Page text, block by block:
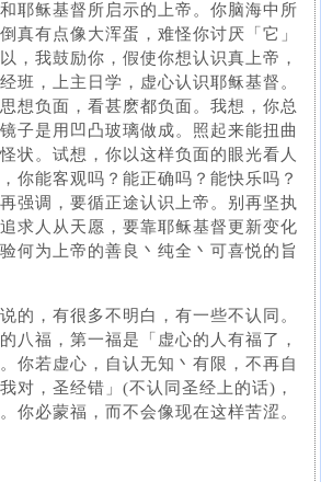
耶稣基督所启示的上帝。你脑海中所
真有点像大浑蛋，难怪你讨厌「它」
，我鼓励你，假使你想认识真上帝，
班，上主日学，虚心认识耶稣基督。
想负面，看甚麽都负面。我想，你总
子是用凹凸玻璃做成。照起来能扭曲
状。试想，你以这样负面的眼光看人
你能客观吗？能正确吗？能快乐吗？
强调，要循正途认识上帝。别再坚执
求人从天愿，要靠耶稣基督更新变化
何为上帝的善良丶纯全丶可喜悦的旨
的，有很多不明白，有一些不认同。
八福，第一福是「虚心的人有福了，
你若虚心，自认无知丶有限，不再自
对，圣经错」(不认同圣经上的话)，
你必蒙福，而不会像现在这样苦涩。